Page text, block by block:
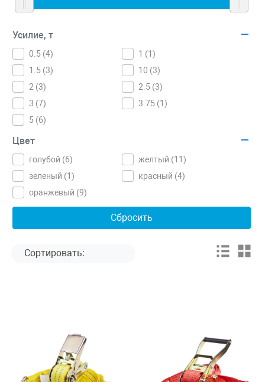
Усилие, т
0.5 (4) 1 (1)
1.5 (3) 10 (3)
2 (3) 2.5 (3)
3 (7) 3.75 (1)
5 (6)
Цвет
голубой (6) желтый (11)
зеленый (1 ) красный (4)
оранжевый (9)